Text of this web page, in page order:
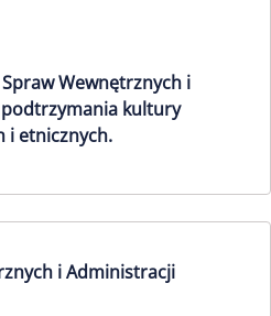
Wewnętrznych i
kultury
i etnicznych.
i Administracji